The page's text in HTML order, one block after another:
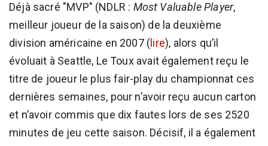
Déjà sacré "MVP" (NDLR : Most Valuable Player,
meilleur joueur de la saison) de la deuxième
division américaine en 2007 ( lire), alors qu’il
évoluait à Seattle, Le Toux avait également reçu le
titre de joueur le plus fair-play du championnat ces
dernières semaines, pour n’avoir reçu aucun carton
et n’avoir commis que dix fautes lors de ses 2520
minutes de jeu cette saison. Décisif, il a également